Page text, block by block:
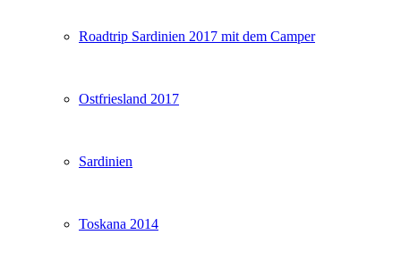
Roadtrip Sardinien 2017 mit dem Camper
Ostfriesland 2017
Sardinien
Toskana 2014